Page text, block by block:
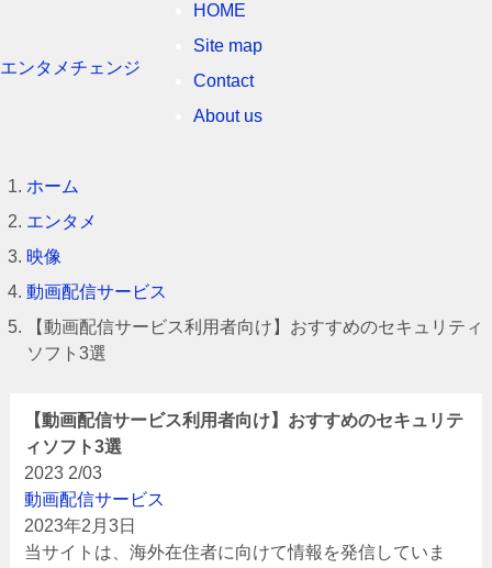
エンタメチェンジ
HOME
Site map
Contact
About us
ホーム
エンタメ
映像
動画配信サービス
【動画配信サービス利用者向け】おすすめのセキュリティ
ソフト3選
【動画配信サービス利用者向け】おすすめのセキュリテ
ィソフト3選
2023 2/03
動画配信サービス
2023年2月3日
当サイトは、海外在住者に向けて情報を発信していま